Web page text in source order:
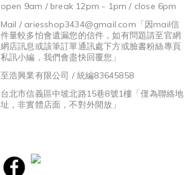
open 9am / break 12pm - 1pm / close 6pm
Mail / ariesshop3434@gmail.com 「因mail信
件量較多怕會遺漏您的信件，如有問題請至官網
網店訊息或該筆訂單通訊處下方或臉書粉絲專頁
私訊小編，我們會盡快回覆您」
至浩興業有限公司 / 統編83645858
台北市信義區中坡北路15巷8號1樓「僅為聯絡地
址，非實體店面，不對外開放」